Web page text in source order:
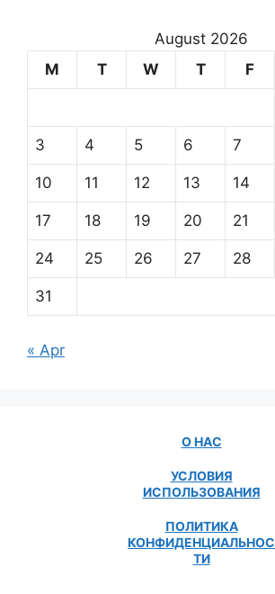
August 2026
M
T W T F
3 4 5 6 7
10 11 12 13 14
17 18 19 20 21
24 25 26 27 28
31
« Apr
О НАС
УСЛОВИЯ
ИСПОЛЬЗОВАНИЯ
ПОЛИТИКА
КОНФИДЕНЦИАЛЬНОС
ТИ